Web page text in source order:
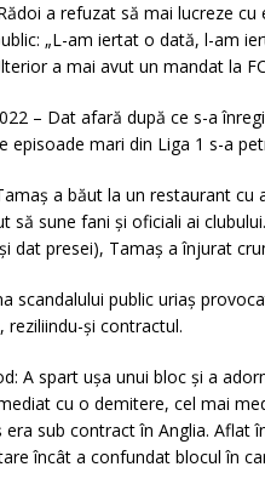
a refuzat să mai lucreze
„L-am iertat o dată, l-am
a mai avut un mandat la
– Dat afară după ce s-a
episoade mari din Liga 1 s-a
a băut la un restaurant
să sune fani și oficiali ai
dat presei), Tamaș a înjurat
scandalului public uriaș
reziliindu-și contractul.
A spart ușa unui bloc și a
cu o demitere, cel mai
era sub contract în Anglia.
încât a confundat blocul în